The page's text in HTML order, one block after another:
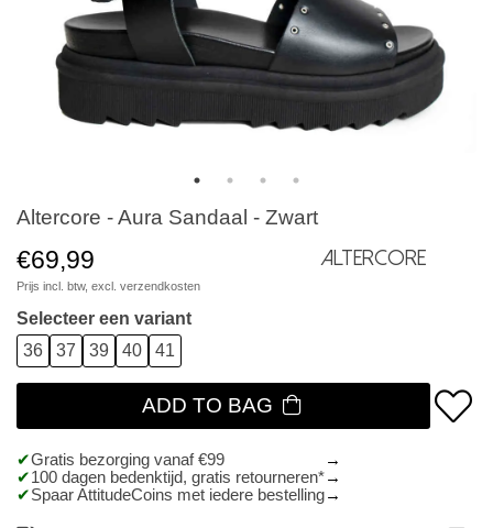
Altercore - Aura Sandaal - Zwart
€69,99
Prijs incl. btw, excl. verzendkosten
Altercore
Selecteer een variant
36
37 39 40 41
ADD TO BAG
Gratis bezorging vanaf €99
100 dagen bedenktijd, gratis retourneren*
Spaar AttitudeCoins met iedere bestelling